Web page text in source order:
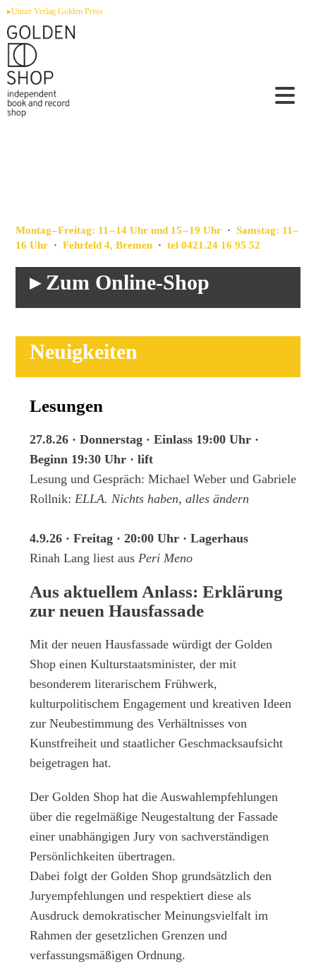
Zum
springen
▸Unser Verlag Golden Press
Montag– Freitag: 11 – 14 Uhr und 15 – 19 Uhr · Samstag: 11–
16 Uhr · Fehrfeld 4, Bremen · tel 0421.24 16 95 52
▸ Zum Online-Shop
Neuigkeiten
Lesungen
27.8.26 · Donnerstag · Einlass 19:00 Uhr ·
Beginn 19:30 Uhr · lift
Lesung und Gespräch: Michael Weber und Gabriele
Rollnik:ELLA. Nichts haben, alles ändern
4.9.26 · Freitag · 20:00 Uhr · Lagerhaus
Rinah Lang liest ausPeri Meno
Aus aktuellem Anlass: Erklärung
zur neuen Hausfassade
Mit der neuen Hausfassade würdigt der Golden
Shop einen Kulturstaatsminister, der mit
besonderem literarischem Frühwerk,
kulturpolitischem Engagement und kreativen Ideen
zur Neubestimmung des Verhältnisses von
Kunstfreiheit und staatlicher Geschmacksaufsicht
beigetragen hat.
Der Golden Shop hat die Auswahlempfehlungen
über die regelmäßige Neugestaltung der Fassade
einer unabhängigen Jury von sachverständigen
Persönlichkeiten übertragen.
Dabei folgt der Golden Shop grundsätzlich den
Juryempfehlungen und respektiert diese als
Ausdruck demokratischer Meinungsvielfalt im
Rahmen der gesetzlichen Grenzen und
verfassungsmäßigen Ordnung.